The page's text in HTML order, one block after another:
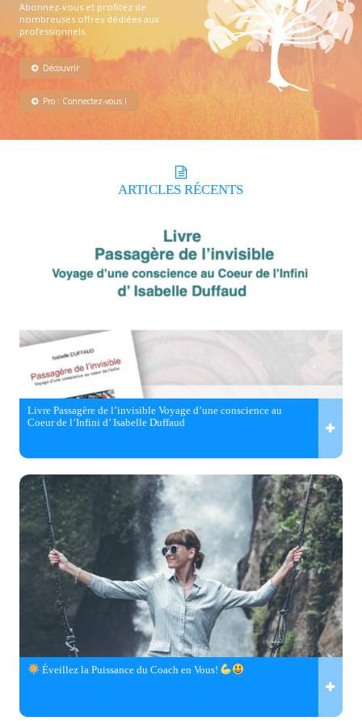
Abonnez-vous et profitez de
nombreuses offres dédiées aux
professionnels.
Découvrir
Pro : Connectez-vous !
ARTICLES RÉCENTS
Livre Passagère de l’invisible Voyage d’une conscience au
Coeur de l’Infini d’ Isabelle Duffaud
Éveillez la Puissance du Coach en Vous!